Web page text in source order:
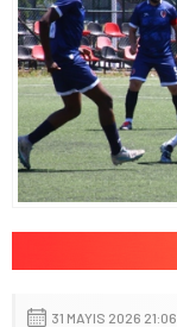
31 MAYIS 2026 21:06